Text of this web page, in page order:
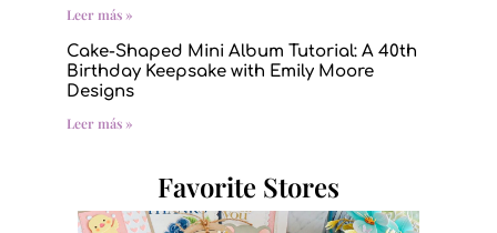
Leer más »
Cake-Shaped Mini Album Tutorial: A 40th
Birthday Keepsake with Emily Moore
Designs
Leer más »
Favorite Stores